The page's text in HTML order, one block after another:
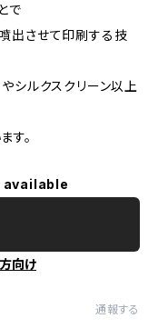
で
出させて印刷する技
シルクスクリーン以上
す。
向け
通報する